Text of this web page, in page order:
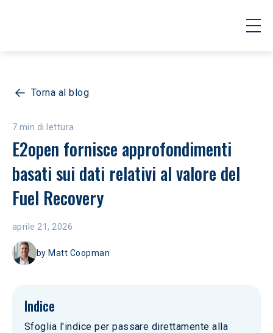
Torna al blog
7 min di lettura
E2open fornisce approfondimenti
basati sui dati relativi al valore del
Fuel Recovery
aprile 21, 2026
by Matt Coopman
Indice
Sfoglia l'indice per passare direttamente alla